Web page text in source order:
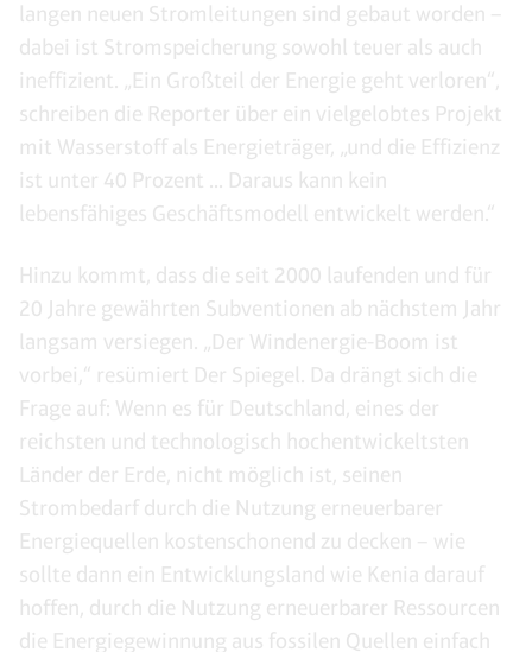
langen neuen Stromleitungen sind gebaut worden –
dabei ist Stromspeicherung sowohl teuer als auch
ineffizient. „Ein Großteil der Energie geht verloren“,
schreiben die Reporter über ein vielgelobtes Projekt
mit Wasserstoff als Energieträger, „und die Effizienz
ist unter 40 Prozent ... Daraus kann kein
lebensfähiges Geschäftsmodell entwickelt werden.“
Hinzu kommt, dass die seit 2000 laufenden und für
20 Jahre gewährten Subventionen ab nächstem Jahr
langsam versiegen. „Der Windenergie-Boom ist
vorbei,“ resümiert Der Spiegel. Da drängt sich die
Frage auf: Wenn es für Deutschland, eines der
reichsten und technologisch hochentwickeltsten
Länder der Erde, nicht möglich ist, seinen
Strombedarf durch die Nutzung erneuerbarer
Energiequellen kostenschonend zu decken – wie
sollte dann ein Entwicklungsland wie Kenia darauf
hoffen, durch die Nutzung erneuerbarer Ressourcen
die Energiegewinnung aus fossilen Quellen einfach